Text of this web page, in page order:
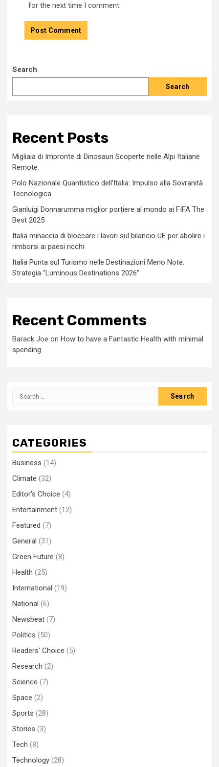
for the next time I comment.
Search
Search
Recent Posts
Migliaia di Impronte di Dinosauri Scoperte nelle Alpi Italiane
Remote
Polo Nazionale Quantistico dell’Italia: Impulso alla Sovranità
Tecnologica
Gianluigi Donnarumma miglior portiere al mondo ai FIFA The
Best 2025
Italia minaccia di bloccare i lavori sul bilancio UE per abolire i
rimborsi ai paesi ricchi
Italia Punta sul Turismo nelle Destinazioni Meno Note:
Strategia “Luminous Destinations 2026”
Recent Comments
Barack Joe on How to have a Fantastic Health with minimal
spending.
Search
CATEGORIES
Business (14)
Climate (32)
Editor's Choice (4)
Entertainment (12)
Featured (7)
General (31)
Green Future (8)
Health (25)
International (19)
National (6)
Newsbeat (7)
Politics (50)
Readers' Choice (5)
Research (2)
Science (7)
Space (2)
Sports (28)
Stories (3)
Tech (8)
Technology (28)